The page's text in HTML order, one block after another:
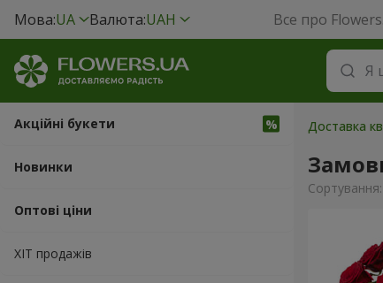
Мова:UA Валюта:UAH Все про
Акційні букети
Новинки
Оптові ціни
ХІТ продажів
Доставка
Сортування: